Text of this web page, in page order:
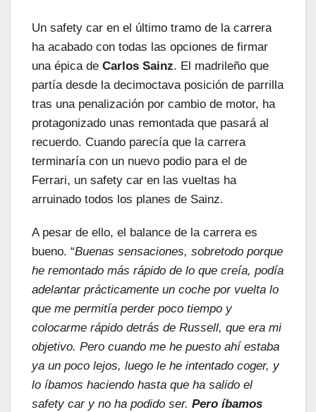
Un safety car en el último tramo de la carrera
ha acabado con todas las opciones de firmar
una épica de Carlos Sainz. El madrileño que
partía desde la decimoctava posición de parrilla
tras una penalización por cambio de motor, ha
protagonizado unas remontada que pasará al
recuerdo. Cuando parecía que la carrera
terminaría con un nuevo podio para el de
Ferrari, un safety car en las vueltas ha
arruinado todos los planes de Sainz.
A pesar de ello, el balance de la carrera es
bueno. “Buenas sensaciones, sobretodo porque
he remontado más rápido de lo que creía, podía
adelantar prácticamente un coche por vuelta lo
que me permitía perder poco tiempo y
colocarme rápido detrás de Russell, que era mi
objetivo. Pero cuando me he puesto ahí estaba
ya un poco lejos, luego le he intentado coger, y
lo íbamos haciendo hasta que ha salido el
safety car y no ha podido ser. Pero íbamos